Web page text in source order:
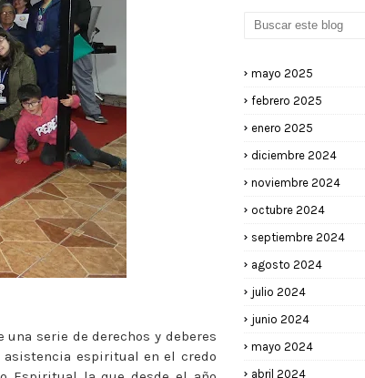
serie de derechos y deberes
espiritual en el credo
mayo 2025
febrero 2025
enero 2025
diciembre 2024
noviembre 2024
octubre 2024
septiembre 2024
agosto 2024
julio 2024
junio 2024
mayo 2024
abril 2024